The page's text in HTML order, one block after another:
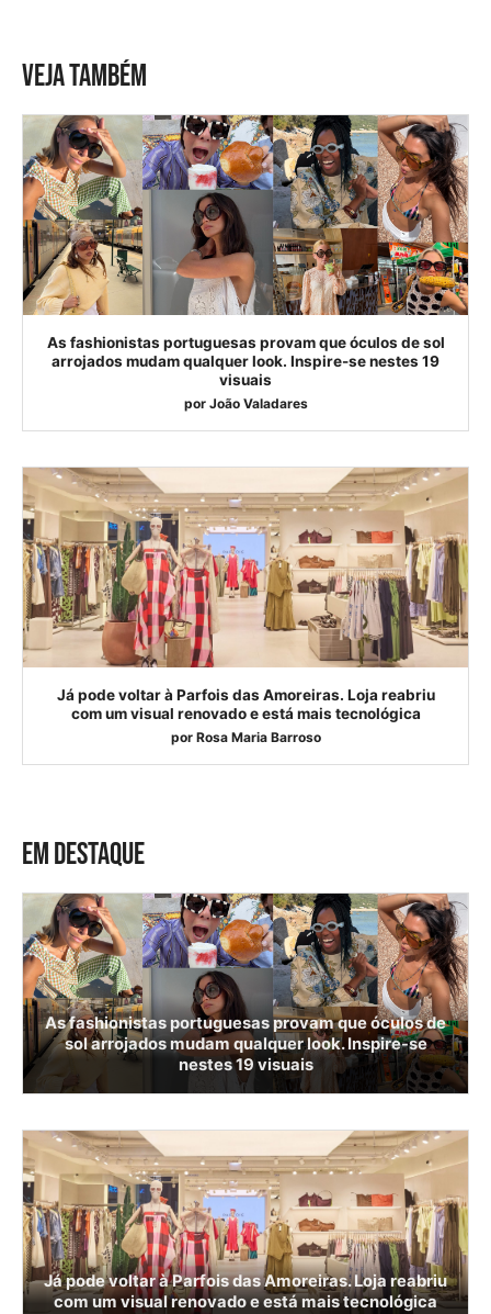
VEJA TAMBÉM
As fashionistas portuguesas provam que óculos de sol
arrojados mudam qualquer look. Inspire-se nestes 19
visuais
por João Valadares
Já pode voltar à Parfois das Amoreiras. Loja reabriu
com um visual renovado e está mais tecnológica
por Rosa Maria Barroso
EM DESTAQUE
As fashionistas portuguesas provam que óculos de
sol arrojados mudam qualquer look. Inspire-se
nestes 19 visuais
Já pode voltar à Parfois das Amoreiras. Loja reabriu
com um visual renovado e está mais tecnológica